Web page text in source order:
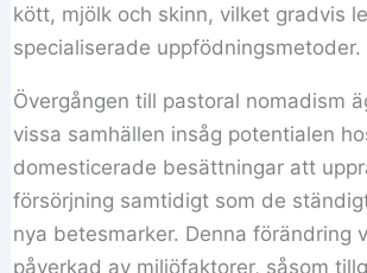
kött, mjölk och skinn, vilket gradvis
specialiserade uppfödningsmetoder.
Övergången till pastoral nomadism
vissa samhällen insåg potentialen
domesticerade besättningar att
försörjning samtidigt som de
nya betesmarker. Denna förändring
påverkad av miljöfaktorer, såsom